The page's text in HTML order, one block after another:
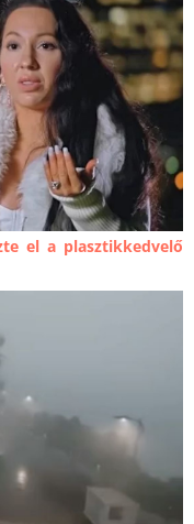
el a plasztikkedvelő